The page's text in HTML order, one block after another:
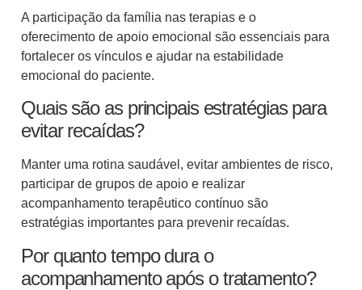
A participação da família nas terapias e o
oferecimento de apoio emocional são essenciais para
fortalecer os vínculos e ajudar na estabilidade
emocional do paciente.
Quais são as principais estratégias para
evitar recaídas?
Manter uma rotina saudável, evitar ambientes de risco,
participar de grupos de apoio e realizar
acompanhamento terapêutico contínuo são
estratégias importantes para prevenir recaídas.
Por quanto tempo dura o
acompanhamento após o tratamento?